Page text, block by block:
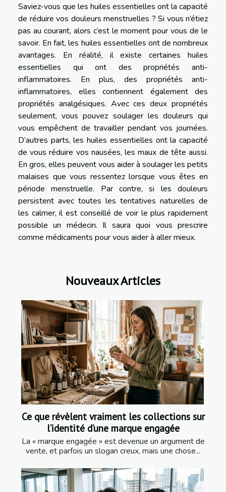
Saviez-vous que les huiles essentielles ont la capacité
de réduire vos douleurs menstruelles ? Si vous n’étiez
pas au courant, alors c’est le moment pour vous de le
savoir. En fait, les huiles essentielles ont de nombreux
avantages. En réalité, il existe certaines huiles
essentielles qui ont des propriétés anti-
inflammatoires. En plus, des propriétés anti-
inflammatoires, elles contiennent également des
propriétés analgésiques. Avec ces deux propriétés
seulement, vous pouvez soulager les douleurs qui
vous empêchent de travailler pendant vos journées.
D’autres parts, les huiles essentielles ont la capacité
de vous réduire vos nausées, les maux de tête aussi.
En gros, elles peuvent vous aider à soulager les petits
malaises que vous ressentez lorsque vous êtes en
période menstruelle. Par contre, si les douleurs
persistent avec toutes les tentatives naturelles de
les calmer, il est conseillé de voir le plus rapidement
possible un médecin. Il saura quoi vous prescrire
comme médicaments pour vous aider à aller mieux.
Nouveaux Articles
Ce que révèlent vraiment les collections sur
l’identité d’une marque engagée
La « marque engagée » est devenue un argument de
vente, et parfois un slogan creux, mais une chose...